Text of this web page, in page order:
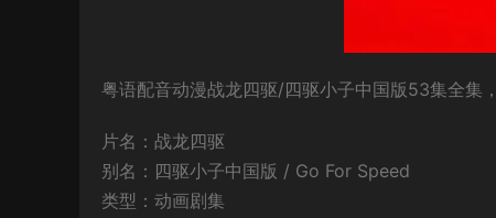
粤语配音动漫战龙四驱/四驱小子中国版53集全集
片名：战龙四驱
别名：四驱小子中国版 / Go For Speed
类型：动画剧集